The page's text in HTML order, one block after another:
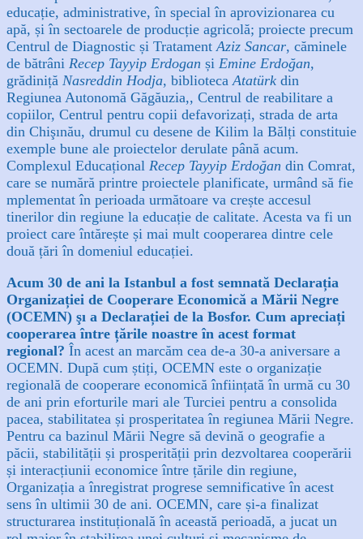
educație, administrative, în special în aprovizionarea cu
apă, și în sectoarele de producție agricolă; proiecte precum
Centrul de Diagnostic și Tratament Aziz Sancar, căminele
de bătrâni Recep Tayyip Erdogan și Emine Erdoğan,
grădiniță Nasreddin Hodja, biblioteca Atatürk din
Regiunea Autonomă Găgăuzia,, Centrul de reabilitare a
copiilor, Centrul pentru copii defavorizați, strada de arta
din Chişınău, drumul cu desene de Kilim la Bălți constituie
exemple bune ale proiectelor derulate până acum.
Complexul Educațional Recep Tayyip Erdoğan din Comrat,
care se numără printre proiectele planificate, urmând să fie
mplementat în perioada următoare va crește accesul
tinerilor din regiune la educație de calitate. Acesta va fi un
proiect care întărește și mai mult cooperarea dintre cele
două țări în domeniul educației.
Acum 30 de ani la Istanbul a fost semnată Declarația
Organizației de Cooperare Economică a Mării Negre
(OCEMN) şı a Declarației de la Bosfor. Cum apreciați
cooperarea între țările noastre în acest format
regional? În acest an marcăm cea de-a 30-a aniversare a
OCEMN. După cum știți, OCEMN este o organizație
regională de cooperare economică înființată în urmă cu 30
de ani prin eforturile mari ale Turciei pentru a consolida
pacea, stabilitatea și prosperitatea în regiunea Mării Negre.
Pentru ca bazinul Mării Negre să devină o geografie a
păcii, stabilității și prosperității prin dezvoltarea cooperării
și interacțiunii economice între țările din regiune,
Organizația a înregistrat progrese semnificative în acest
sens în ultimii 30 de ani. OCEMN, care și-a finalizat
structurarea instituțională în această perioadă, a jucat un